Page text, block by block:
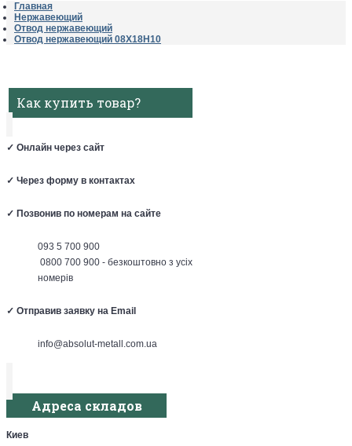
Главная
Нержавеющий
Отвод нержавеющий
Отвод нержавеющий 08Х18Н10
Как купить товар?
✓ Онлайн через сайт
✓ Через форму в контактах
✓ Позвонив по номерам на сайте
093 5 700 900
0800 700 900 - безкоштовно з усіх
номерів
✓ Отправив заявку на Email
info@absolut-metall.com.ua
Адреса складов
Киев